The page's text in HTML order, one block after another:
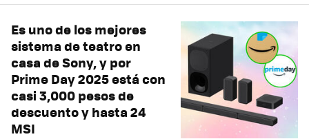
Es uno de los mejores
sistema de teatro en
casa de Sony, y por
Prime Day 2025 está con
casi 3,000 pesos de
descuento y hasta 24
MSI